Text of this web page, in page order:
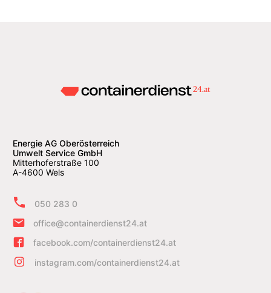
Energie AG Oberösterreich
Umwelt Service GmbH
Mitterhoferstraße 100
A-4600 Wels
050 283 0
office@containerdienst24.at
facebook.com/containerdienst24.at
instagram.com/containerdienst24.at